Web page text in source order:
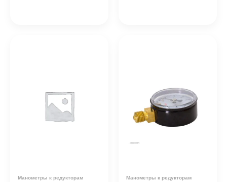
Манометры к редукторам Манометры к редукторам